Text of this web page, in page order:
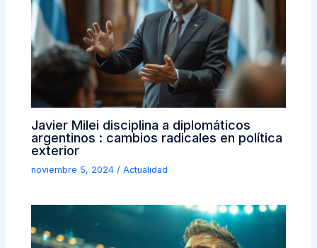
Javier Milei disciplina a diplomáticos
argentinos : cambios radicales en política
exterior
noviembre 5, 2024 /Actualidad